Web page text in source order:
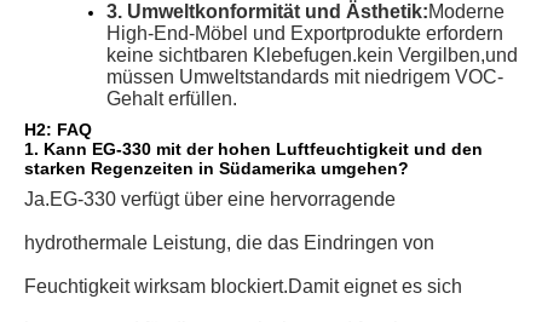
3. Umweltkonformität und Ästhetik:Moderne
High-End-Möbel und Exportprodukte erfordern
keine sichtbaren Klebefugen.kein Vergilben,und
müssen Umweltstandards mit niedrigem VOC-
Gehalt erfüllen.
H2: FAQ
1. Kann EG-330 mit der hohen Luftfeuchtigkeit und den
starken Regenzeiten in Südamerika umgehen?
Ja.EG-330 verfügt über eine hervorragende
hydrothermale Leistung, die das Eindringen von
Feuchtigkeit wirksam blockiert.Damit eignet es sich